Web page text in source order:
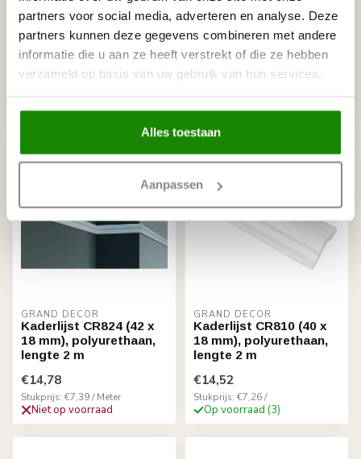
partners voor social media, adverteren en analyse. Deze
partners kunnen deze gegevens combineren met andere
informatie die u aan ze heeft verstrekt of die ze hebben
verzameld op basis van uw gebruik van hun services.
Alles toestaan
Aanpassen
GRAND DECOR
Kaderlijst CR954 (21 x
10 mm), polyurethaan,
lengte 2 m
Op voorraad (127)
GRAND DECOR
Kaderlijst CR727 (24 x
lengte 2 m
Op voorraad (314)
GRAND DECOR
Kaderlijst CR824 (42 x
18 mm), polyurethaan,
lengte 2 m
€14,78
Stukprijs: €7,39 / Meter
Niet op voorraad
GRAND DECOR
Kaderlijst CR810 (40 x
18 mm), polyurethaan,
lengte 2 m
€14,52
Stukprijs: €7,26 /
Op voorraad (3)